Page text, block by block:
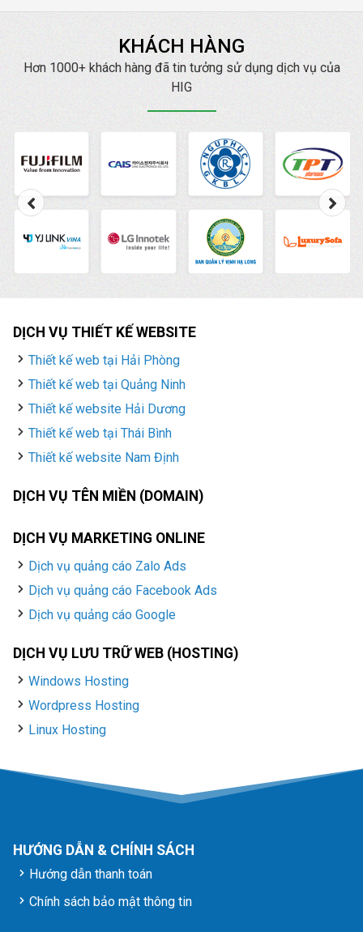
Marketing để phát
thông thương hiệu. Quý
đơn vị, doanh nghiệp
tư vấn, hỗ trợ tốt nhất.
nhanh chóng với chi phí
KHÁCH HÀNG
Hơn 1000+ khách hàng đã tin tưởng sử dụng dịch vụ của
HIG
DỊCH VỤ THIẾT KẾ WEBSITE
Thiết kế web tại Hải Phòng
Thiết kế web tại Quảng Ninh
Thiết kế website Hải Dương
Thiết kế web tại Thái Bình
Thiết kế website Nam Định
DỊCH VỤ TÊN MIỀN (DOMAIN)
DỊCH VỤ MARKETING ONLINE
Dịch vụ quảng cáo Zalo Ads
Dịch vụ quảng cáo Facebook Ads
Dịch vụ quảng cáo Google
DỊCH VỤ LƯU TRỮ WEB (HOSTING)
Windows Hosting
Wordpress Hosting
Linux Hosting
HƯỚNG DẪN & CHÍNH SÁCH
Hướng dẫn thanh toán
Chính sách bảo mật thông tin